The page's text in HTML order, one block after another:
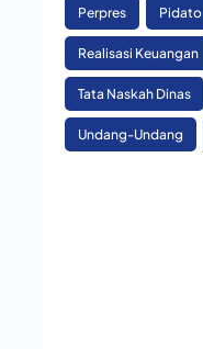
Perpres Pidato
Realisasi Keuangan
Tata Naskah Dinas
Undang-Undang